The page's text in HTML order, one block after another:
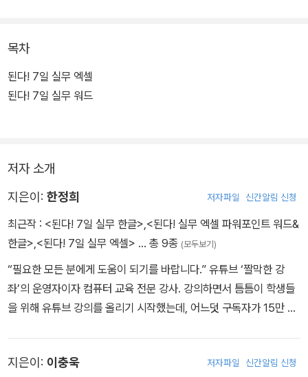
목차
된다! 7일 실무 엑셀
된다! 7일 실무 워드
저자 소개
지은이: 한정희 저자파일 신간알림 신청
최근작 : <된다! 7일 실무 한글>,<된다! 실무 엑셀 파워포인트 워드&
한글>,<된다! 7일 실무 엑셀> … 총 9종 (모두보기)
“필요한 모든 분에게 도움이 되기를 바랍니다.” 유튜브 ‘짤막한 강
좌’의 운영자이자 컴퓨터 교육 전문 강사. 강의하면서 틈틈이 학생들
을 위해 유튜브 강의를 올리기 시작했는데, 어느덧 구독자가 15만 명
교육 전문가이다. • (현) 이한아이티 공동 대표 • 마이크로소프트 M
지은이: 이충욱 저자파일 신간알림 신청